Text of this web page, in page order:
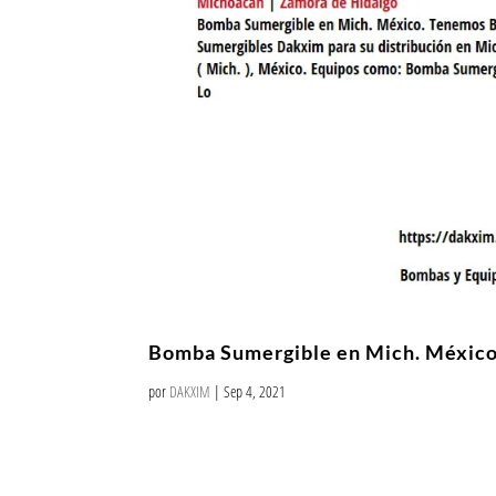
Bomba Sumergible en Mich.
por DAKXIM |Sep 4, 2021